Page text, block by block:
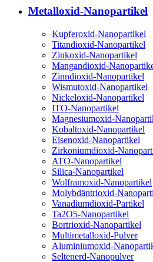
Metalloxid-Nanopartikel
Kupferoxid-Nanopartikel
Titandioxid-Nanopartikel
Zinkoxid-Nanopartikel
Mangandioxid-
Zinndioxid-Nanopartikel
Wismutoxid-Nanopartikel
Nickeloxid-Nanopartikel
ITO-Nanopartikel
Magnesiumoxid-
Kobaltoxid-Nanopartikel
Eisenoxid-Nanopartikel
Zirkoniumdioxid-
ATO-Nanopartikel
Silica-Nanopartikel
Wolframoxid-Nanopartikel
Molybdäntrioxid-
Vanadiumdioxid-Partikel
Ta2O5-Nanopartikel
Bortrioxid-Nanopartikel
Multimetalloxid-Pulver
Aluminiumoxid-
Seltenerd-Nanopulver